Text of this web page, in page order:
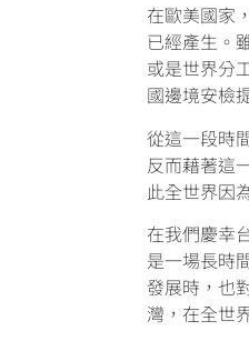
在歐美國家
已經產生。
或是世界分
國邊境安檢
從這一段時
反而藉著這
此全世界因
在我們慶幸
是一場長時
發展時，也
灣，在全世